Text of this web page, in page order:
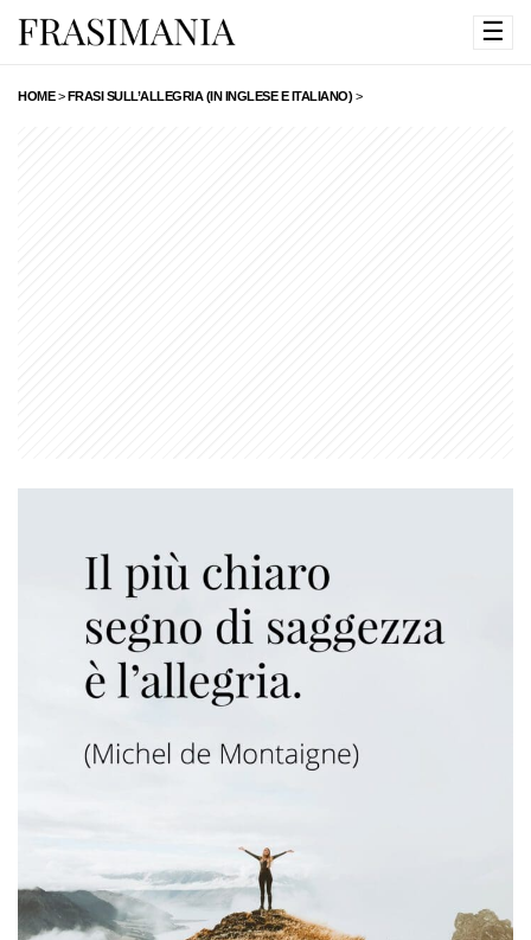
☰
HOME>FRASI SULL’ALLEGRIA (IN INGLESE E ITALIANO) >